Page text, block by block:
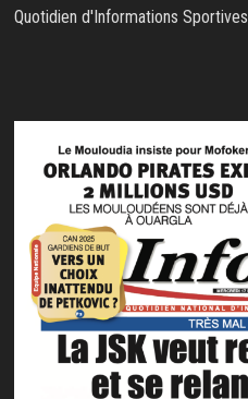
Quotidien d'Informations Sportives